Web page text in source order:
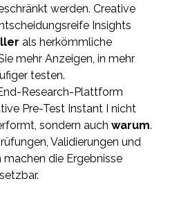
werden. Creative
Insights
als herkömmliche
mehr Anzeigen, in mehr
testen.
Research-Plattform
Pre-Test Instant I nicht
sondern auch warum.
Validierungen und
die Ergebnisse